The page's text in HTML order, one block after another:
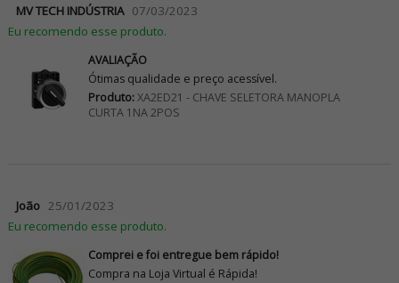
MV TECH INDÚSTRIA 07/03/2023
Eu recomendo esse produto.
AVALIAÇÃO
Ótimas qualidade e preço acessível.
Produto:XA2ED21 - CHAVE SELETORA MANOPLA
CURTA 1NA 2POS
João 25/01/2023
Eu recomendo esse produto.
Comprei e foi entregue bem rápido!
Compra na Loja Virtual é Rápida!